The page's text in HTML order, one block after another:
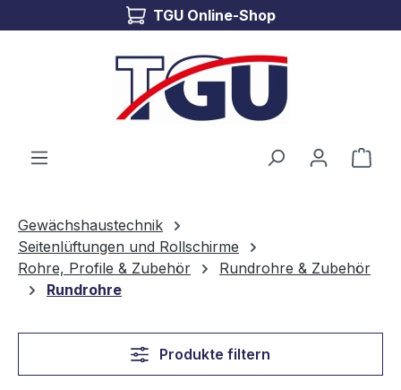
Zum Hauptinhalt springenTGU Online-Shop
Gewächshaustechnik
Seitenlüftungen und Rollschirme
Rohre, Profile & Zubehör
Rundrohre & Zubehör
Rundrohre
Produkte filtern